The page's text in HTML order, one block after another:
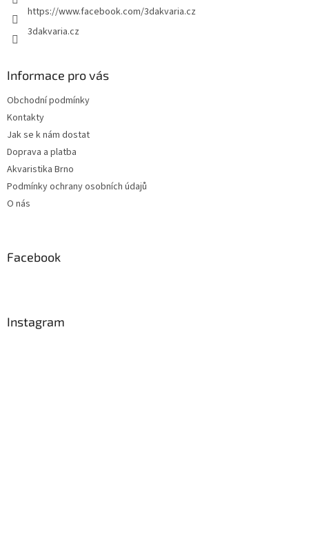
https://www.facebook.com/3dakvaria.cz
3dakvaria.cz
Informace pro vás
Obchodní podmínky
Kontakty
Jak se k nám dostat
Doprava a platba
Akvaristika Brno
Podmínky ochrany osobních údajů
O nás
Facebook
Instagram